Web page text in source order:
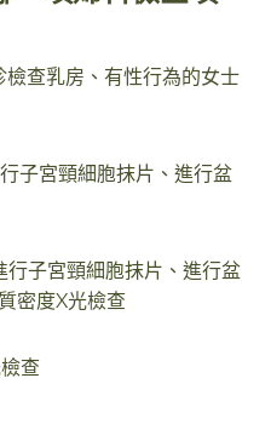
查乳房、有性行為的女士
子宮頸細胞抹片、進行盆
子宮頸細胞抹片、進行盆
密度X光檢查
查